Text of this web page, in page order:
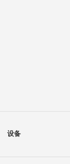
设备